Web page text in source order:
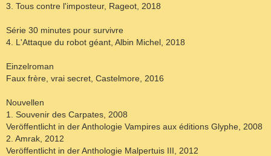
3. Tous contre l'imposteur, Rageot, 2018
Série 30 minutes pour survivre
4. L'Attaque du robot géant, Albin Michel, 2018
Einzelroman
Faux frère, vrai secret, Castelmore, 2016
Nouvellen
1. Souvenir des Carpates, 2008
Veröffentlicht in der Anthologie Vampires aux éditions Glyphe, 2008
2. Amrak, 2012
Veröffentlicht in der Anthologie Malpertuis III, 2012